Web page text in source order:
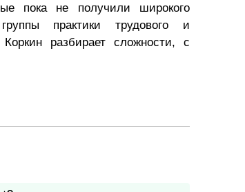
Брошюры
пока не получили широкого
практики трудового и
разбирает сложности, с